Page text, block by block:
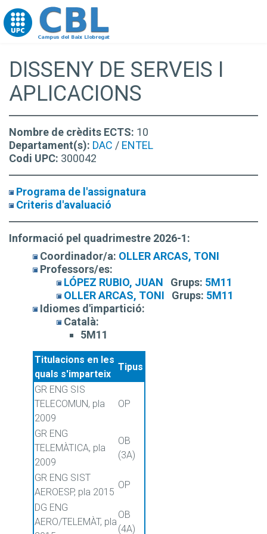
Go to upc.edu
DISSENY DE SERVEIS I
APLICACIONS
Nombre de crèdits ECTS: 10
Departament(s): DAC / ENTEL
Codi UPC: 300042
Programa de l'assignatura
Criteris d'avaluació
Informació pel quadrimestre 2026-1:
Coordinador/a: OLLER ARCAS, TONI
Professors/es:
LÓPEZ RUBIO, JUAN
Grups: 5M11
OLLER ARCAS, TONI
Grups: 5M11
Idiomes d'impartició:
Català:
5M11
Titulacions en les
quals s'imparteix
Tipus
GR ENG SIS
TELECOMUN, pla
2009
OP
GR ENG
TELEMÀTICA, pla
2009
OB
(3A)
GR ENG SIST
AEROESP, pla 2015
OP
DG ENG
AERO/TELEMÀT, pla
OB
(4A)